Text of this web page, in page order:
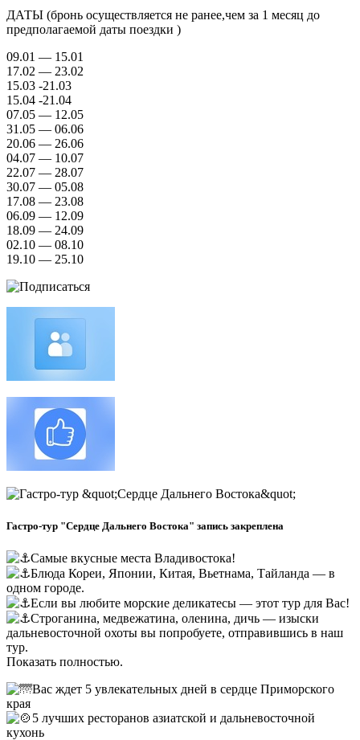
ДАТЫ (бронь осуществляется не ранее,чем за 1 месяц до
предполагаемой даты поездки )
09.01 — 15.01
17.02 — 23.02
15.03 -21.03
15.04 -21.04
07.05 — 12.05
31.05 — 06.06
20.06 — 26.06
04.07 — 10.07
22.07 — 28.07
30.07 — 05.08
17.08 — 23.08
06.09 — 12.09
18.09 — 24.09
02.10 — 08.10
19.10 — 25.10
Гастро-тур "Сердце Дальнего Востока" запись закреплена
Самые вкусные места Владивостока!
Блюда Кореи, Японии, Китая, Вьетнама, Тайланда — в
одном городе.
Если вы любите морские деликатесы — этот тур для Вас!
Строганина, медвежатина, оленина, дичь — изыски
дальневосточной охоты вы попробуете, отправившись в наш
тур.
Показать полностью.
Вас ждет 5 увлекательных дней в сердце Приморского
края
5 лучших ресторанов азиатской и дальневосточной
кухонь